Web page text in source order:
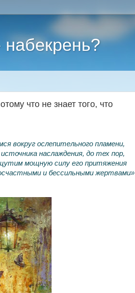
что не знает того, что
вокруг ослепительного пламени,
источника наслаждения, до тех пор,
мощную силу его притяжения
и бессильными жертвами»